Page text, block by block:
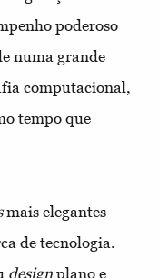
poderoso
numa grande
computacional,
tempo que
mais elegantes
de tecnologia.
design plano e